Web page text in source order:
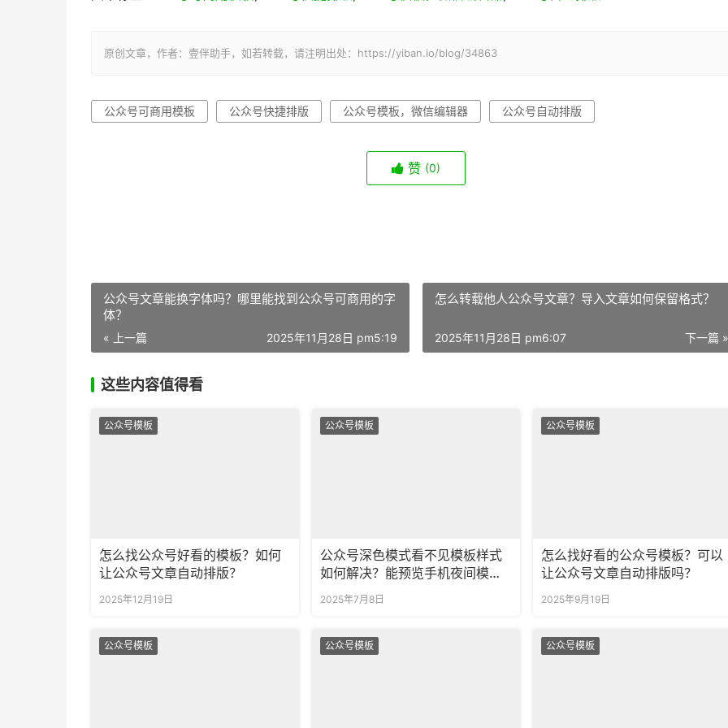
原创文章，作者：壹伴助手，如若转载，请注明出处：https://yiban.io/blog/34863
公众号可商用模板 公众号快捷排版 公众号模板，微信编辑器 公众号自动排版
赞 (0)
公众号文章能换字体吗？哪里能找到公众号可商用的字
体？
« 上一篇 2025年11月28日 pm5:19
怎么转载他人公众号文章？导入文章如何保留格式？​
下一篇 »
2025年11月28日 pm6:07
这些内容值得看
公众号模板
怎么找公众号好看的模板？如何
让公众号文章自动排版？
2025年12月19日
公众号模板
公众号深色模式看不见模板样式
如何解决？能预览手机夜间模式
的排版效果吗？
2025年7月8日
公众号模板
怎么找好看的公众号模板？可以
让公众号文章自动排版吗？
2025年9月19日
公众号模板 公众号模板 公众号模板